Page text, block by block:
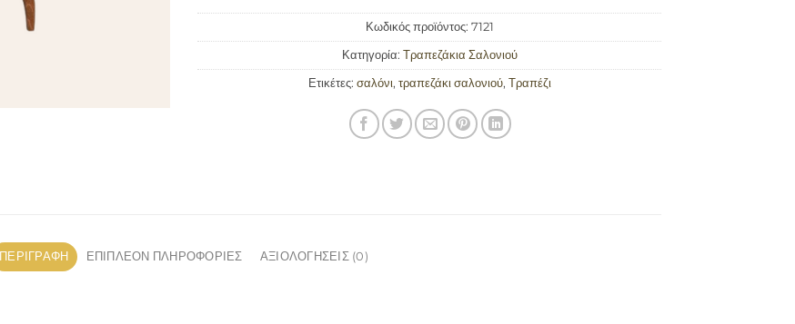
Κωδικός προϊόντος: 7121
Κατηγορία: Τραπεζάκια Σαλονιού
Ετικέτες: σαλόνι, τραπεζάκι σαλονιού, Τραπέζι
ΠΕΡΙΓΡΑΦΉ ΕΠΙΠΛΈΟΝ ΠΛΗΡΟΦΟΡΊΕΣ ΑΞΙΟΛΟΓΉΣΕΙΣ (0)